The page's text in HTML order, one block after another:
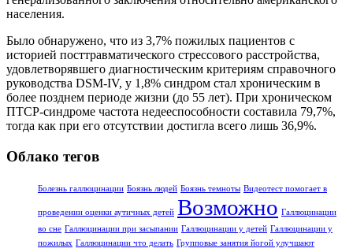
населения.
Было обнаружено, что из 3,7% пожилых пациентов с
историей посттравматического стрессового расстройства,
удовлетворявшего диагностическим критериям справочного
руководства DSM-IV, у 1,8% синдром стал хроническим в
более позднем периоде жизни (до 55 лет). При хроническом
ПТСР-синдроме частота недееспособности составила 79,7%,
тогда как при его отсутствии достигла всего лишь 36,9%.
Облако тегов
Болезнь галлюцинации Боязнь людей Боязнь темноты Видеотест помогает в
проведении оценки аутичных детей Возможно Галлюцинации
во сне Галлюцинации при засыпании Галлюцинации у детей Галлюцинации у
пожилых Галлюцинации что делать Групповые занятия йогой улучшают